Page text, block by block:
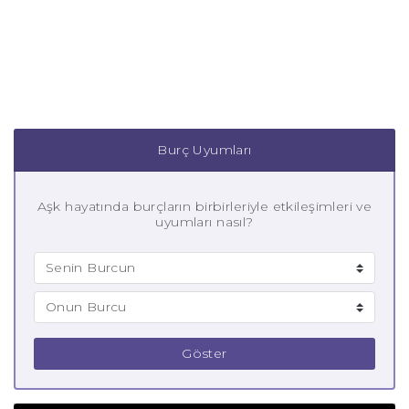
Burç Uyumları
Aşk hayatında burçların birbirleriyle etkileşimleri ve
uyumları nasıl?
Göster